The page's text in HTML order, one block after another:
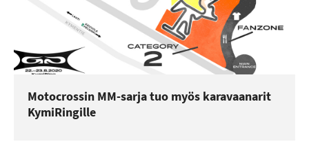
Motocrossin MM-sarja tuo myös karavaanarit
KymiRingille